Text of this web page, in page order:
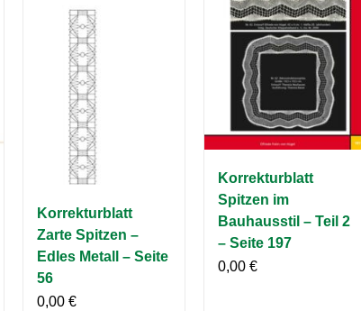
Korrekturblatt
Zarte Spitzen –
Edles Metall – Seite
56
0,00€
Korrekturblatt
Spitzen im
Bauhausstil – Teil 2
– Seite 197
0,00 €